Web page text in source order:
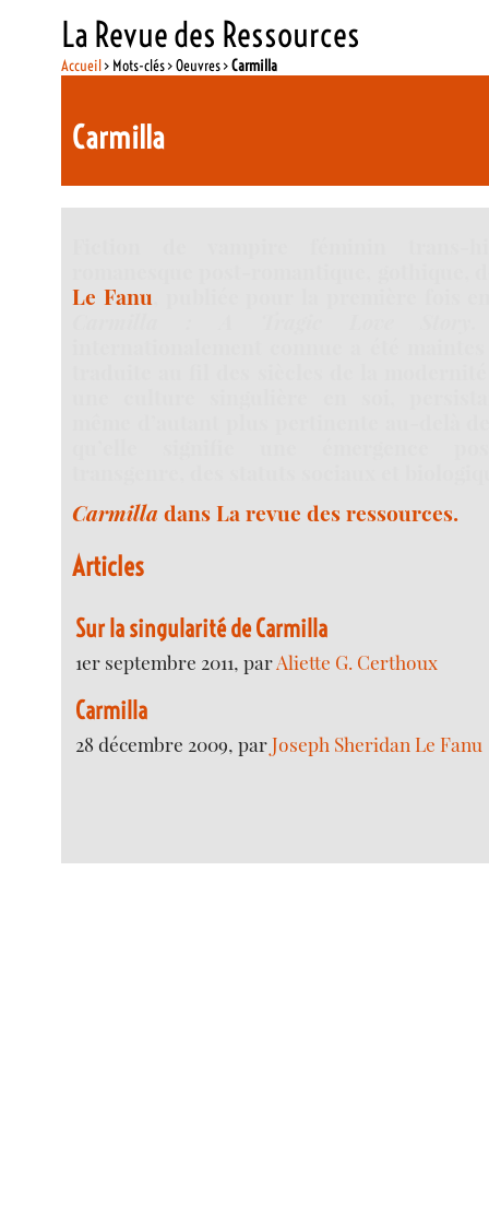
La Revue des Ressources
Accueil> Mots-clés > Oeuvres >Carmilla
Carmilla
Le Fanu
Carmilladans La revue des ressources.
Articles
Sur la singularité de Carmilla
1er septembre 2011, parAliette G. Certhoux
Carmilla
28 décembre 2009, parJoseph Sheridan Le Fanu